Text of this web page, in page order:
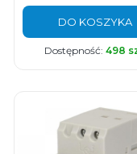
DO KOSZYKA
Dostępność: 498